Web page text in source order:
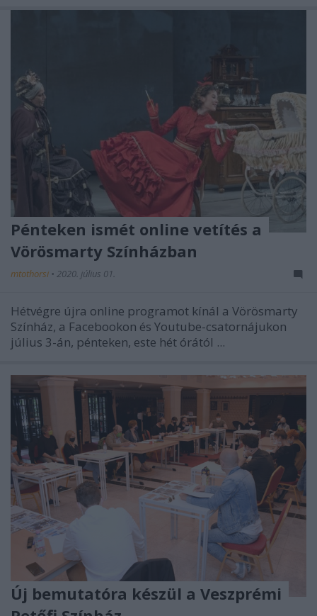
Pénteken ismét online vetítés a
Vörösmarty Színházban
mtothorsi • 2020. július 01.
Hétvégre újra online programot kínál a Vörösmarty
Színház, a Facebookon és Youtube-csatornájukon
július 3-án, pénteken, este hét órától ...
Új bemutatóra készül a Veszprémi